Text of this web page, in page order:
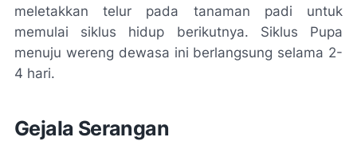
meletakkan telur pada tanaman padi untuk
memulai siklus hidup berikutnya. Siklus Pupa
menuju wereng dewasa ini berlangsung selama 2-
4 hari.
Gejala Serangan